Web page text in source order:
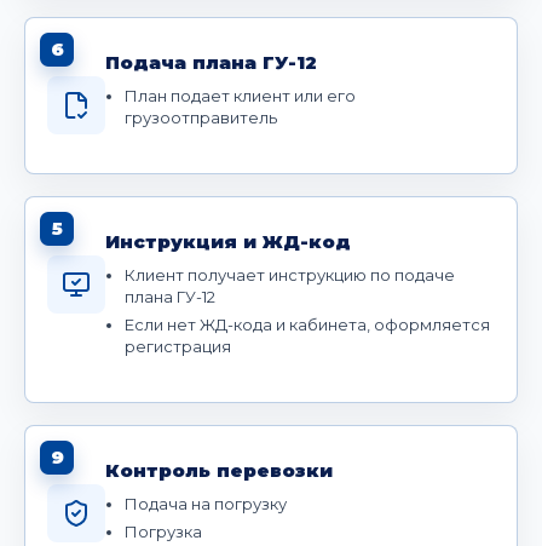
6
Подача плана ГУ-12
План подает клиент или его
грузоотправитель
5
Инструкция и ЖД-код
Клиент получает инструкцию по подаче
плана ГУ-12
Если нет ЖД-кода и кабинета, оформляется
регистрация
9
Контроль перевозки
Подача на погрузку
Погрузка